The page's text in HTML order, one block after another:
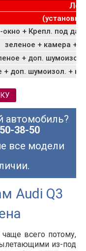
(установка
окно + Крепл. под
зеленое + камера +
+ доп.
+ доп. шумоизол. +
автомобиль?
38-50
все модели
Audi Q3
всего потому,
из-под